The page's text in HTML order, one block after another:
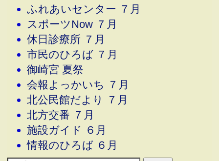
ふれあいセンター ７月
スポーツNow ７月
休日診療所 ７月
市民のひろば ７月
御崎宮 夏祭
会報よっかいち ７月
北公民館だより ７月
北方交番 ７月
施設ガイド ６月
情報のひろば ６月